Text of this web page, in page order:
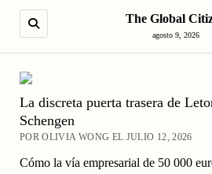
The Global
agosto 9, 2026
La discreta puerta trasera de
Schengen
POR OLIVIA WONG EL JULIO 12, 2026
Cómo la vía empresarial de 50 000